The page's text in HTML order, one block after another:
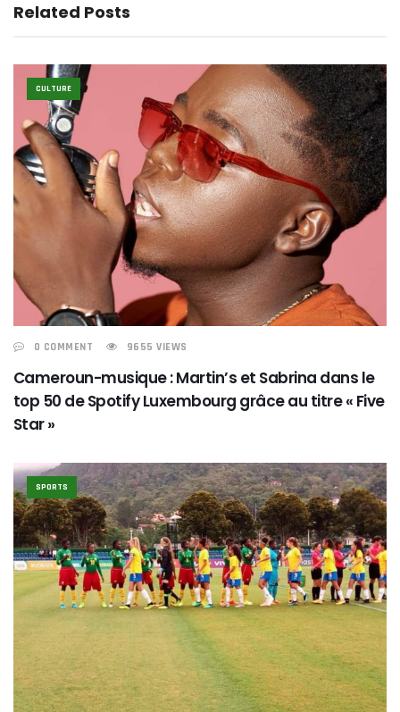
Related Posts
CULTURE
0 COMMENT 9655 VIEWS
Cameroun-musique : Martin’s et Sabrina dans le
top 50 de Spotify Luxembourg grâce au titre « Five
Star »
SPORTS